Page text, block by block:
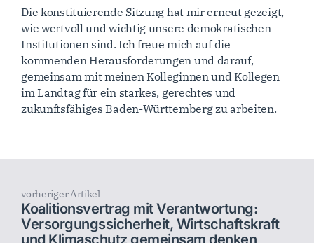
Die konstituierende Sitzung hat mir erneut gezeigt,
wie wertvoll und wichtig unsere demokratischen
Institutionen sind. Ich freue mich auf die
kommenden Herausforderungen und darauf,
gemeinsam mit meinen Kolleginnen und Kollegen
im Landtag für ein starkes, gerechtes und
zukunftsfähiges Baden-Württemberg zu arbeiten.
vorheriger Artikel
Koalitionsvertrag mit Verantwortung:
Versorgungssicherheit, Wirtschaftskraft
und Klimaschutz gemeinsam denken